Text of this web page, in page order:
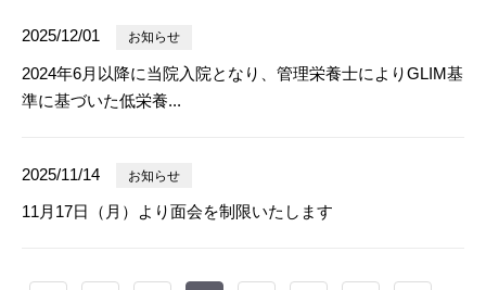
2025/12/01 お知らせ
2024年6月以降に当院入院となり、管理栄養士によりGLIM基
準に基づいた低栄養...
2025/11/14 お知らせ
11月17日（月）より面会を制限いたします